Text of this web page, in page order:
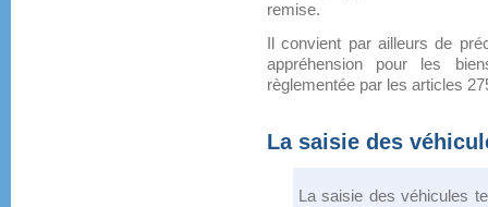
remise.
Il convient par ailleurs de
appréhension pour les
règlementée par les articles
La saisie des
La saisie des véhicules